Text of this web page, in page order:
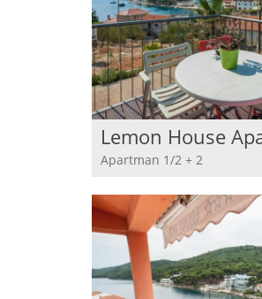
Lemon House
***
Apartman 1/2 + 2